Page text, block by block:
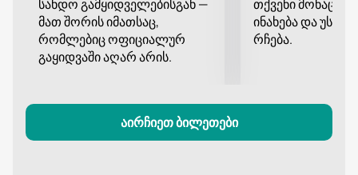
Pullman Tbilisi Axis Towers-ში მნიშვნელოვანი
მოვლენა იქნება. ჩვენ ვიწვევთ ხარისხიანი მუსიკის
ყველა მოყვარულს, იყიდონ ბილეთები ჩვენს
ვებსაიტზე და შეუერთდნენ ამ გრანდიოზულ
სანდო გამყიდველებისგან —
მათ შორის იმათსაც,
რომლებიც ოფიციალურ
გაყიდვაში აღარ არის.
თქვენი
ინახება და
რჩება.
აირჩიეთ ბილეთები